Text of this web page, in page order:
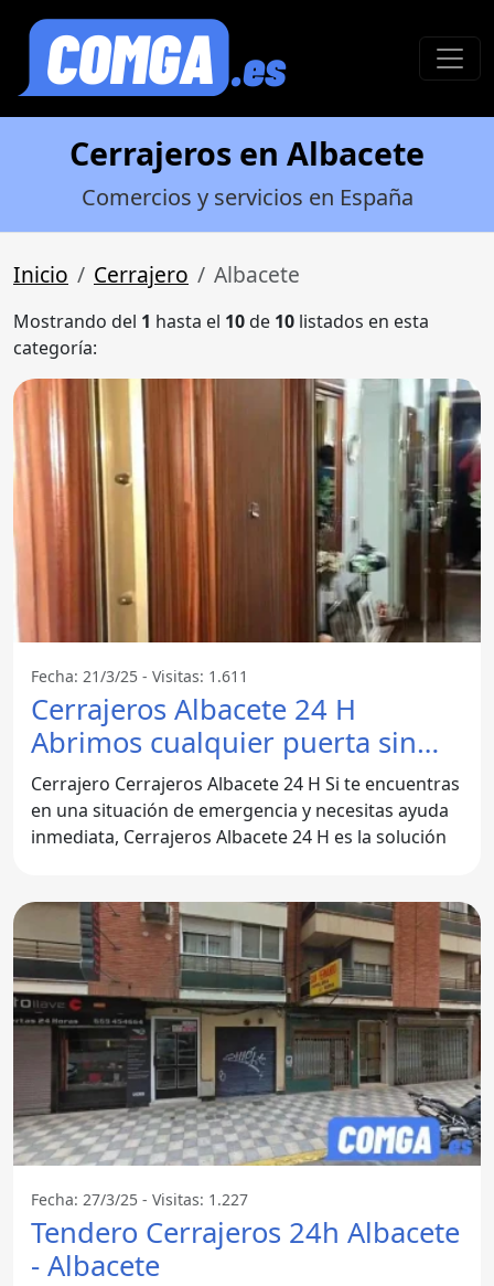
Cerrajeros en Albacete
Comercios y servicios en España
Inicio Cerrajero Albacete
Mostrando del 1 hasta el 10de 10 listados en esta
categoría:
Fecha: 21/3/25 - Visitas: 1.611
Cerrajeros Albacete 24 H
Abrimos cualquier puerta sin
daños ️ - Albacete
Cerrajero Cerrajeros Albacete 24 H Si te encuentras
en una situación de emergencia y necesitas ayuda
inmediata, Cerrajeros Albacete 24 H es la solución
Fecha: 27/3/25 - Visitas: 1.227
Tendero Cerrajeros 24h Albacete
- Albacete